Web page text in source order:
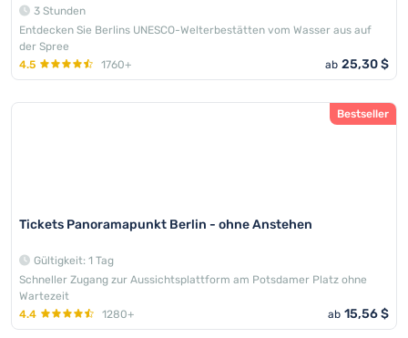
3 Stunden
Entdecken Sie Berlins UNESCO-Welterbestätten vom Wasser aus auf
der Spree
4.5
1760+ ab 25,30 $
Bestseller
Tickets Panoramapunkt Berlin - ohne Anstehen
Gültigkeit: 1 Tag
Schneller Zugang zur Aussichtsplattform am Potsdamer Platz ohne
Wartezeit
4.4
1280+ ab 15,56 $